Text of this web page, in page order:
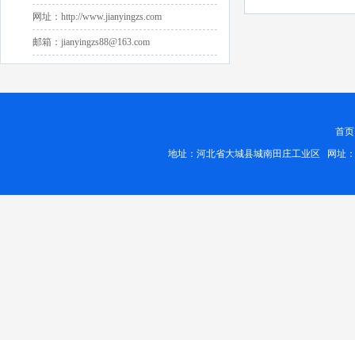
网址：http://www.jianyingzs.com
邮箱：jianyingzs88@163.com
首页
地址：河北省大城县城南田庄工业区 网址